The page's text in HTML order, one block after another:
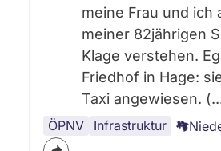
meine Frau und ich
meiner 82jährigen
Klage verstehen.
Friedhof in Hage:
Taxi angewiesen.
ÖPNV Infrastruktur
Verkehr
Mobilität